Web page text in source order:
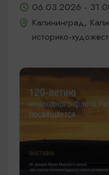
06.03.2026 -
Калининград,
историко-